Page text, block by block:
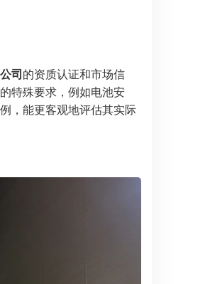
司的资质认证和市场信
的特殊要求，例如电池安
，能更客观地评估其实际